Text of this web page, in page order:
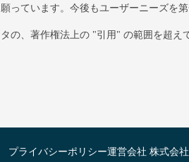
っています。今後もユーザーニーズを
の、著作権法上の "引用" の範囲を超え
プライバシーポリシー運営会社 株式会